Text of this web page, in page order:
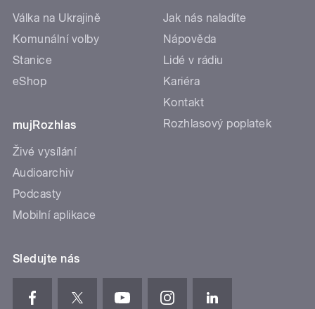
Válka na Ukrajině
Komunální volby
Stanice
eShop
mujRozhlas
Živé vysílání
Audioarchiv
Podcasty
Mobilní aplikace
Jak nás naladíte
Nápověda
Lidé v rádiu
Kariéra
Kontakt
Rozhlasový poplatek
Sledujte nás